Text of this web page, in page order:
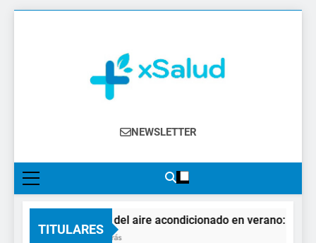
XSalud
Noticias Del Sector Salud. Congresos Y
Farmacéutica, Atención Primaria,
Especialistas, Farmacia, Etc…
NEWSLETTER
TITULARES
El impacto del aire acondicionado en verano:
56 Minutos Atrás